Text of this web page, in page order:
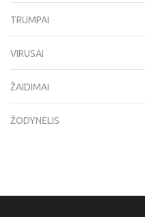
TRUMPAI
VIRUSAI
ŽAIDIMAI
ŽODYNĖLIS